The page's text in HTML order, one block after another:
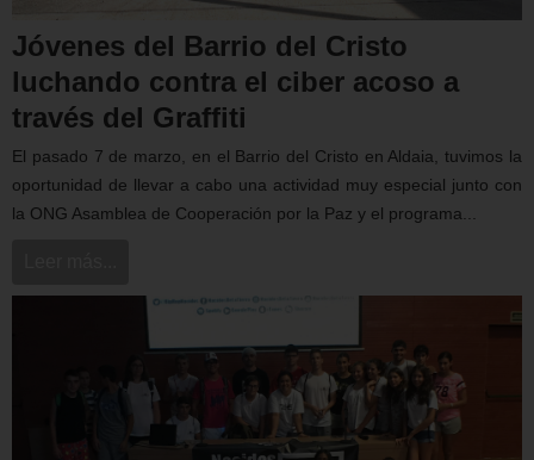
Jóvenes del Barrio del Cristo
luchando contra el ciber acoso a
través del Graffiti
El pasado 7 de marzo, en el Barrio del Cristo en Aldaia, tuvimos la
oportunidad de llevar a cabo una actividad muy especial junto con
la ONG Asamblea de Cooperación por la Paz y el programa...